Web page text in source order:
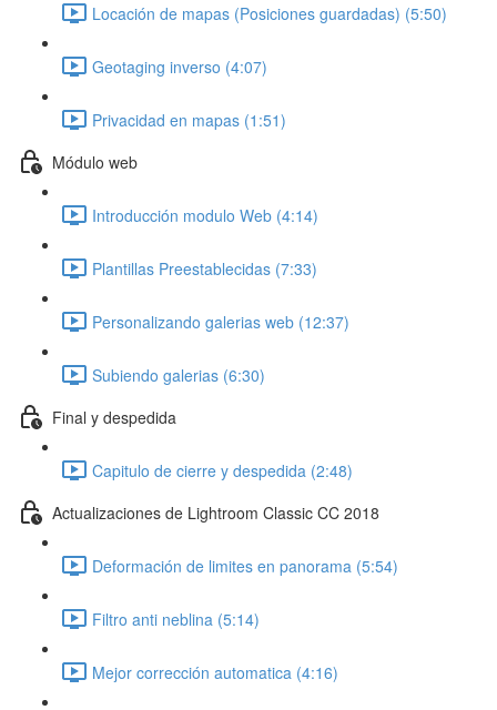
Locación de mapas (Posiciones guardadas) (5:50)
Geotaging inverso (4:07)
Privacidad en mapas (1:51)
Módulo web
Introducción modulo Web (4:14)
Plantillas Preestablecidas (7:33)
Personalizando galerias web (12:37)
Subiendo galerias (6:30)
Final y despedida
Capitulo de cierre y despedida (2:48)
Actualizaciones de Lightroom Classic CC 2018
Deformación de limites en panorama (5:54)
Filtro anti neblina (5:14)
Mejor corrección automatica (4:16)